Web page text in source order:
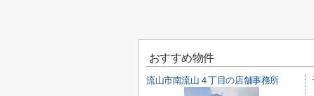
おすすめ物件
流山市南流山４丁目の店舗事務所